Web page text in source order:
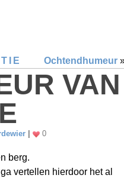
Ochtendhumeur
VAN
0
berg.
vertellen hierdoor het al